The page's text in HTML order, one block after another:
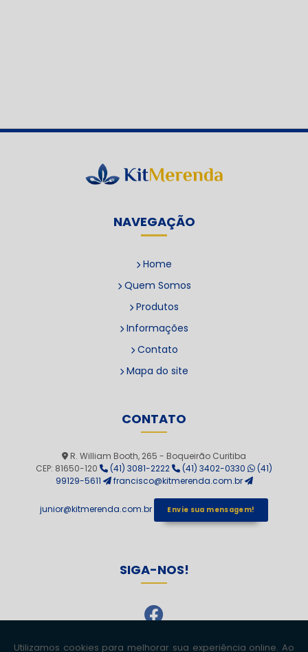
NAVEGAÇÃO
Home
Quem Somos
Produtos
Informações
Contato
Mapa do site
CONTATO
R. William Booth, 265 - Boqueirão Curitiba
CEP: 81650-120
(41) 3081-2222 (41) 3402-0330
(41)
99129-5611
francisco@kitmerenda.com.br
junior@kitmerenda.com.br Envie sua mensagem!
SIGA-NOS!